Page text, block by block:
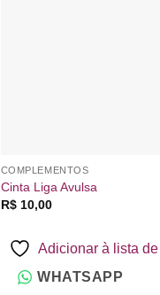
COMPLEMENTOS
Cinta Liga Avulsa
R$10,00
Adicionar à lista
WHATSAPP